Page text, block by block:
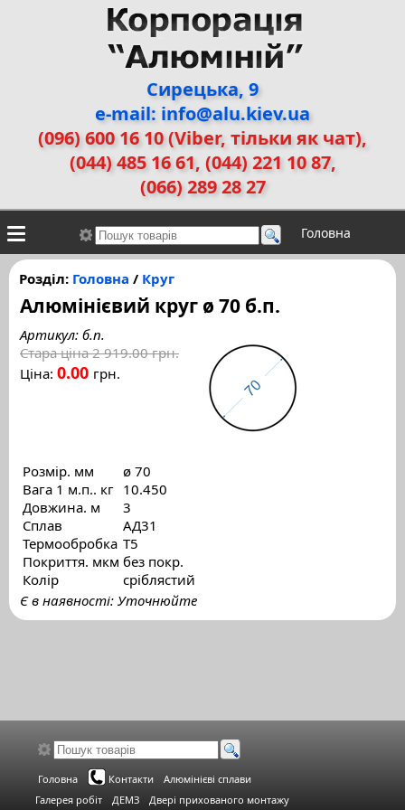
Сирецька, 9
e-mail: info@alu.kiev.ua
(096) 600 16 10 (Viber, тільки як чат),
(044) 485 16 61, (044) 221 10 87,
(066) 289 28 27
Головна
Контакти Алюмінієві сплави
ДЕМЗ Двері прихованого монтажу
Розділ: Головна / Круг
Алюмінієвий круг ø 70 б.п.
Артикул: б.п.
Стара ціна2 919.00 грн.
Ціна: 0.00 грн.
Розмір. мм
Вага 1 м.п.. кг
Довжина. м
Сплав
Термообробка
Покриття. мкм
Колір
ø 70
10.450
3
АД31
Т5
без покр.
сріблястий
Є в наявності: Уточнюйте
Головна Контакти
Алюмінієві сплави
Галерея робіт
ДЕМЗ Двері прихованого монтажу